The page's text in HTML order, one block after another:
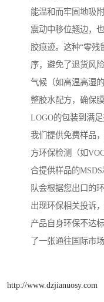
能温和而牢固地吸
震动中移位翘边，
胶痕迹。这种“零残
序，避免了退货风
气候（如高温高湿
整胶水配方，确保
LOGO的包装到满
我们提供免费样品
方环保检测（如
合提供样品的
队会根据您出口的
出现环保相关投诉
产品自身环保不达
了一张通往国际市
http://www.dzjianuosy.com